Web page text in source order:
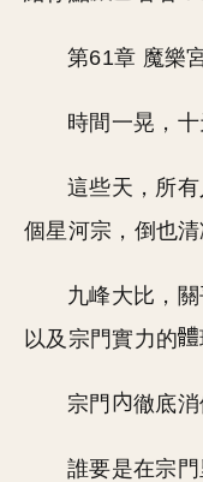
第61章 魔樂
時間一晃，十
這些天，所
個星河宗，倒也
九峰大比，
以及宗門實力的
宗門 徹底消
誰要是在宗